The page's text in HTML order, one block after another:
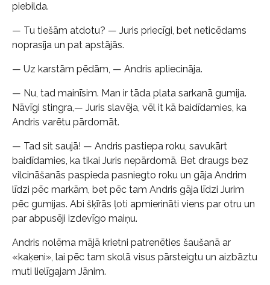
piebilda.
— Tu tiešām atdotu? — Juris priecīgi, bet neticēdams
noprasīja un pat apstājās.
— Uz karstām pēdām, — Andris apliecināja.
— Nu, tad mainīsim. Man ir tāda plata sarkanā gumija.
Nāvīgi stingra,— Juris slavēja, vēl it kā baidīdamies, ka
Andris varētu pārdomāt.
— Tad sit saujā! — Andris pastiepa roku, savukārt
baidīdamies, ka tikai Juris nepārdomā. Bet draugs bez
vilcināšanās paspieda pasniegto roku un gāja Andrim
līdzi pēc markām, bet pēc tam Andris gāja līdzi Jurim
pēc gumijas. Abi šķīrās ļoti apmierināti viens par otru un
par abpusēji izdevīgo maiņu.
Andris nolēma mājā krietni patrenēties šaušanā ar
«kaķeni», lai pēc tam skolā visus pārsteigtu un aizbāztu
muti lielīgajam Jānim.